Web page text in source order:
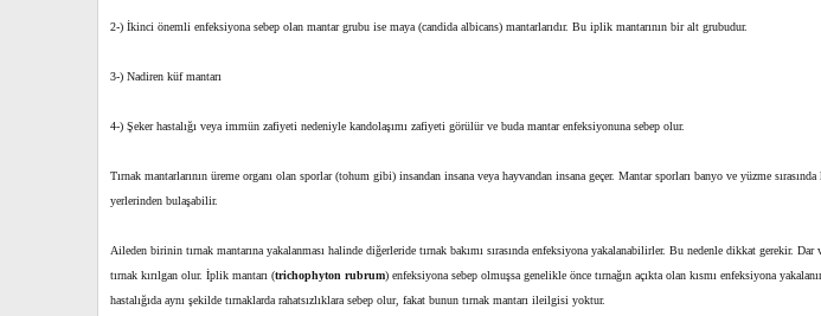
2-) İkinci önemli enfeksiyona sebep olan mantar grubu ise maya (candida albicans) mantarlarıdır. Bu iplik mantarının bir alt grubudur.
3-) Nadiren küf mantarı
4-) Şeker hastalığı veya immün zafiyeti nedeniyle kandolaşımı zafiyeti görülür ve buda mantar enfeksiyonuna sebep olur.
Tırnak mantarlarının üreme organı olan sporlar (tohum gibi) insandan insana veya hayvandan insana geçer. Mantar sporları banyo ve yüzme
yerlerinden bulaşabilir.
Aileden birinin tırnak mantarına yakalanması halinde diğerleride tırnak bakımı sırasında enfeksiyona yakalanabilirler. Bu nedenle dikkat gerekir.
tırnak kırılgan olur. İplik mantarı (trichophyton rubrum) enfeksiyona sebep olmuşsa genelikle önce tırnağın açıkta olan kısmı enfeksiyona
hastalığıda aynı şekilde tırnaklarda rahatsızlıklara sebep olur, fakat bunun tırnak mantarı ileilgisi yoktur.